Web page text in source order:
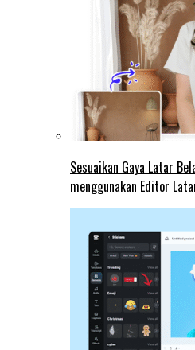
Sesuaikan Gaya Latar
menggunakan Editor